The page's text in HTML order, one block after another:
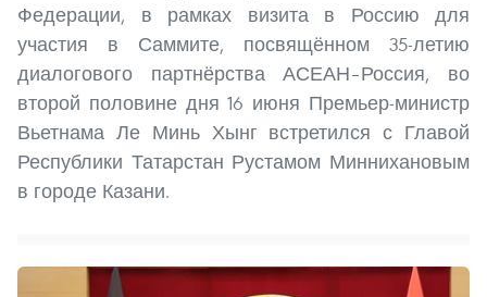
Федерации, в рамках визита в Россию для
участия в Саммите, посвящённом 35-летию
диалогового партнёрства АСЕАН–Россия, во
второй половине дня 16 июня Премьер-министр
Вьетнама Ле Минь Хынг встретился с Главой
Республики Татарстан Рустамом Миннихановым
в городе Казани.